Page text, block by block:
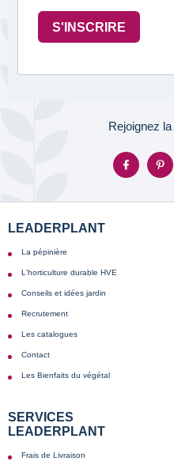
S'INSCRIRE
Rejoignez la
LEADERPLANT
La pépinière
L'horticulture durable HVE
Conseils et idées jardin
Recrutement
Les catalogues
Contact
Les Bienfaits du végétal
SERVICES
LEADERPLANT
Frais de Livraison